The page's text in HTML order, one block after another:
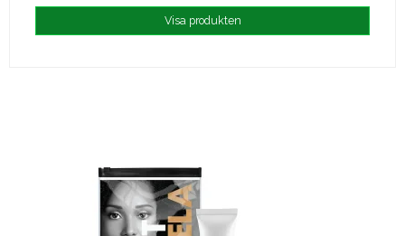
Visa produkten